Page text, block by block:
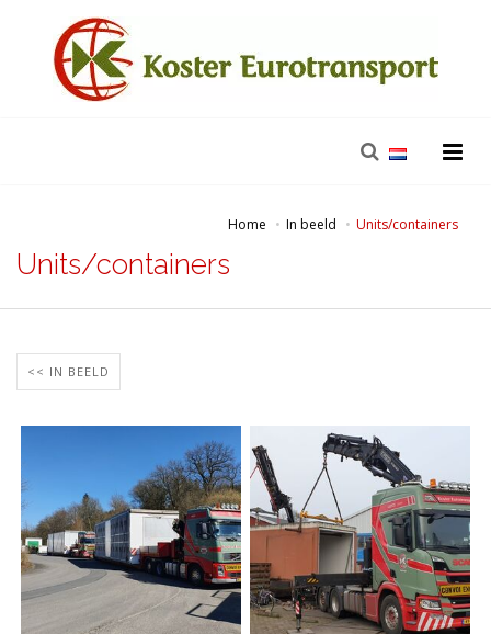
Home In beeld Units/containers
Units/containers
<< IN BEELD